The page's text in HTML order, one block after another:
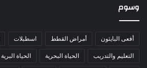
وسوم
أفعى البايثون أمراض القطط اسطبلات
التعليم والتدريب الحياة البحرية الحياة البرية